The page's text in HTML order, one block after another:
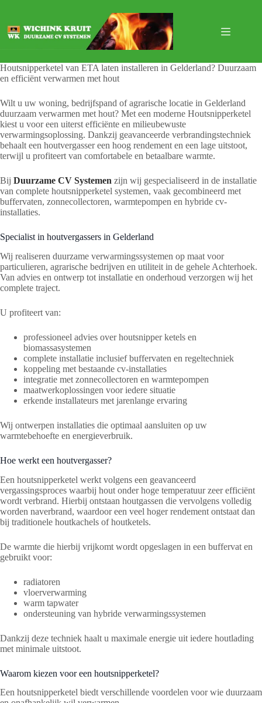
de
inhoud
Houtsnipperketel van ETA laten installeren in Gelderland? Duurzaam
en efficiënt verwarmen met hout
Wilt u uw woning, bedrijfspand of agrarische locatie in Gelderland
duurzaam verwarmen met hout? Met een moderne Houtsnipperketel
kiest u voor een uiterst efficiënte en milieubewuste
verwarmingsoplossing. Dankzij geavanceerde verbrandingstechniek
behaalt een houtvergasser een hoog rendement en een lage uitstoot,
terwijl u profiteert van comfortabele en betaalbare warmte.
Bij Duurzame CV Systemen zijn wij gespecialiseerd in de installatie
van complete houtsnipperketel systemen, vaak gecombineerd met
buffervaten, zonnecollectoren, warmtepompen en hybride cv-
installaties.
Specialist in houtvergassers in Gelderland
Wij realiseren duurzame verwarmingssystemen op maat voor
particulieren, agrarische bedrijven en utiliteit in de gehele Achterhoek.
Van advies en ontwerp tot installatie en onderhoud verzorgen wij het
complete traject.
U profiteert van:
professioneel advies over houtsnipper ketels en
biomassasystemen
complete installatie inclusief buffervaten en regeltechniek
koppeling met bestaande cv-installaties
integratie met zonnecollectoren en warmtepompen
maatwerkoplossingen voor iedere situatie
erkende installateurs met jarenlange ervaring
Wij ontwerpen installaties die optimaal aansluiten op uw
warmtebehoefte en energieverbruik.
Hoe werkt een houtvergasser?
Een houtsnipperketel werkt volgens een geavanceerd
vergassingsproces waarbij hout onder hoge temperatuur zeer efficiënt
wordt verbrand. Hierbij ontstaan houtgassen die vervolgens volledig
worden naverbrand, waardoor een veel hoger rendement ontstaat dan
bij traditionele houtkachels of houtketels.
De warmte die hierbij vrijkomt wordt opgeslagen in een buffervat en
gebruikt voor:
radiatoren
vloerverwarming
warm tapwater
ondersteuning van hybride verwarmingssystemen
Dankzij deze techniek haalt u maximale energie uit iedere houtlading
met minimale uitstoot.
Waarom kiezen voor een houtsnipperketel?
Een houtsnipperketel biedt verschillende voordelen voor wie duurzaam